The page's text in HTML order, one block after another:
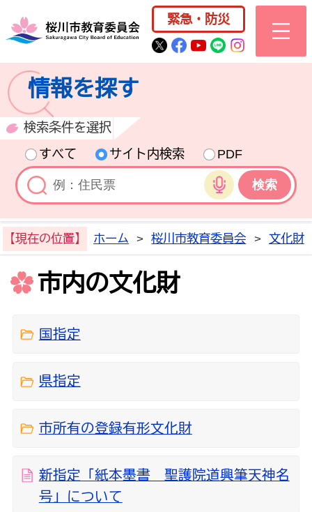
桜川市公式ホー
緊急・防災
桜川市公式Twitter
桜川市公式
桜川市公式
桜川市公式
情報を探す
検索条件を選択
すべて
サイト内検索
PDF
音声検索
【現在の位置】 ホーム > 桜川市教育委員会 > 文化財
市内の文化財
国指定
県指定
市所有の登録有形文化財
新指定「紙本墨書 聖護院道興筆天神名
号」について